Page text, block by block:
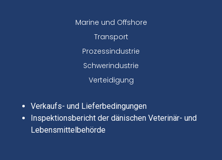
Marine und Offshore
Transport
Prozessindustrie
Schwerindustrie
Verteidigung
Verkaufs- und Lieferbedingungen
Inspektionsbericht der dänischen Veterinär- und
Lebensmittelbehörde